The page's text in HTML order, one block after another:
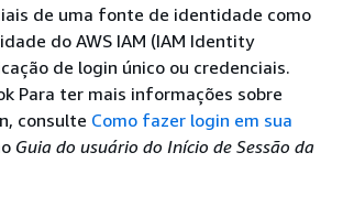
de uma fonte de identidade como
do AWS IAM (IAM Identity
de login único ou credenciais.
Para ter mais informações sobre
consulte Como fazer login em sua
Guia do usuário do Início de Sessão da